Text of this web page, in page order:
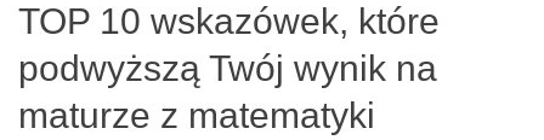
TOP 10 wskazówek, które
podwyższą Twój wynik na
maturze z matematyki